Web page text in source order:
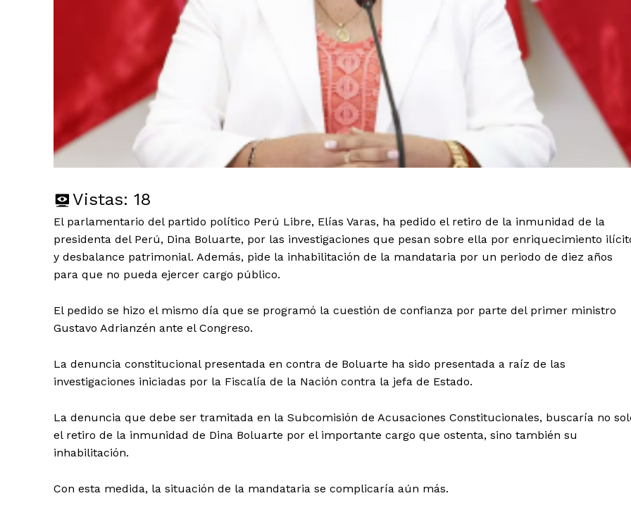
Diario los Andes
Vistas: 18
El parlamentario del partido político Perú Libre, Elías Varas, ha pedido el retiro de la inmunidad de la
presidenta del Perú, Dina Boluarte, por las investigaciones que pesan sobre ella por enriquecimiento
y desbalance patrimonial. Además, pide la inhabilitación de la mandataria por un periodo de diez años
para que no pueda ejercer cargo público.
El pedido se hizo el mismo día que se programó la cuestión de confianza por parte del primer ministro
Gustavo Adrianzén ante el Congreso.
La denuncia constitucional presentada en contra de Boluarte ha sido presentada a raíz de las
investigaciones iniciadas por la Fiscalía de la Nación contra la jefa de Estado.
La denuncia que debe ser tramitada en la Subcomisión de Acusaciones Constitucionales, buscaría no
el retiro de la inmunidad de Dina Boluarte por el importante cargo que ostenta, sino también su
inhabilitación.
Con esta medida, la situación de la mandataria se complicaría aún más.